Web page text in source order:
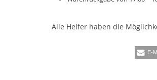
Alle Helfer haben die
E-